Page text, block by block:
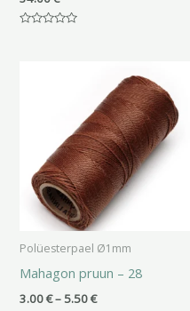
Polüesterpael Ø1mm
Mahagon pruun – 28
3.00€–5.50€
3.00 €
kuni
5.50 €